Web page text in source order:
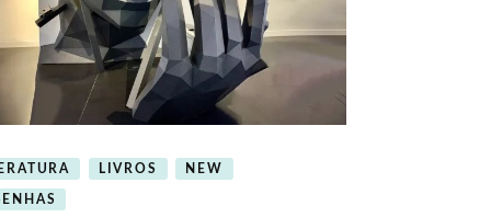
LIVROS NEW